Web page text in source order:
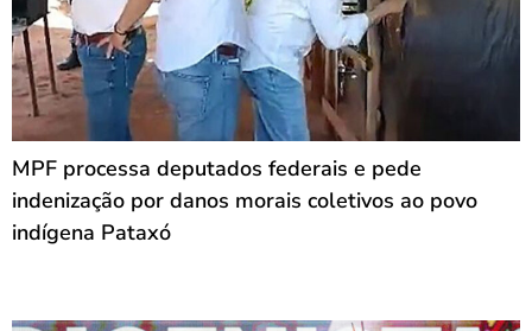
MPF processa deputados federais e pede
indenização por danos morais coletivos ao povo
indígena Pataxó